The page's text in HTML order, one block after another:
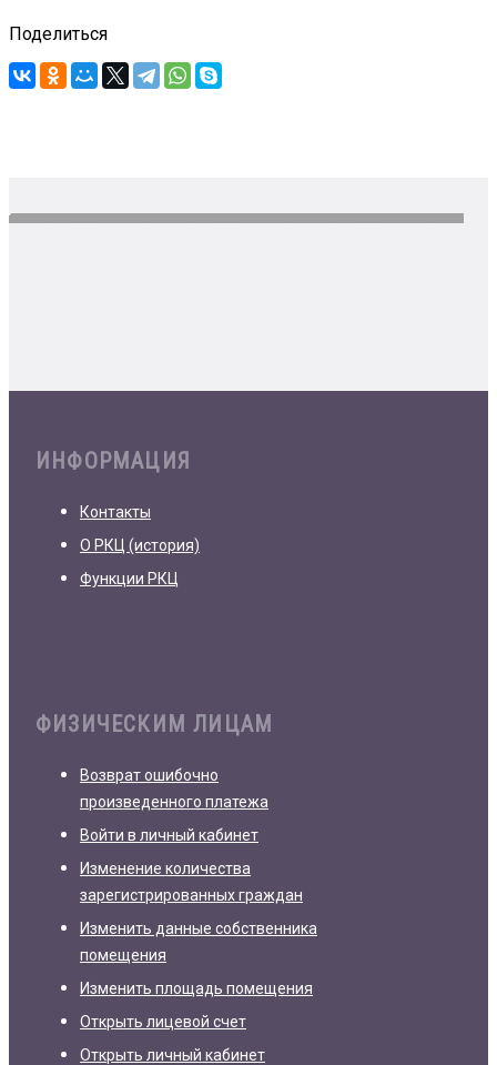
Поделиться
ИНФОРМАЦИЯ
Контакты
О РКЦ (история)
Функции РКЦ
ФИЗИЧЕСКИМ ЛИЦАМ
Возврат ошибочно
произведенного платежа
Войти в личный кабинет
Изменение количества
зарегистрированных граждан
Изменить данные собственника
помещения
Изменить площадь помещения
Открыть лицевой счет
Открыть личный кабинет